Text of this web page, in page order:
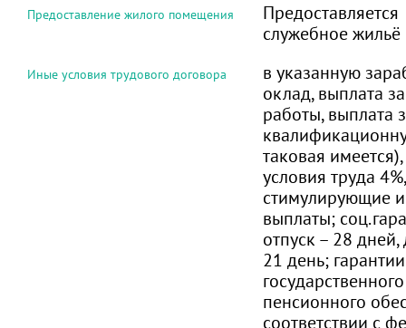
Предоставление жилого помещения
Предоставляется
служебное жильё
Иные условия трудового договора
в указанную
оклад, выплата
работы, выплата
таковая
условия труда
стимулирующие
выплаты;
отпуск – 28
21 день;
пенсионного
соответствии с